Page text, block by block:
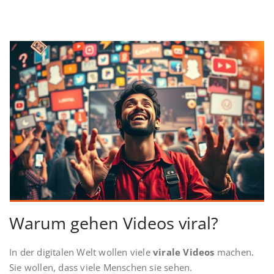
Warum gehen Videos viral?
In der digitalen Welt wollen viele virale Videos machen.
Sie wollen, dass viele Menschen sie sehen.